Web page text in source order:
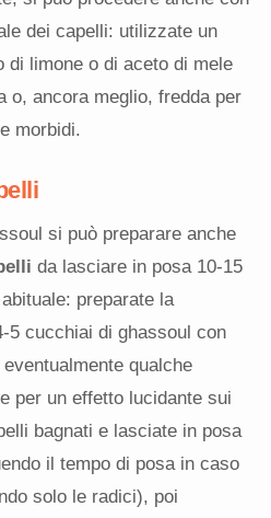
dei capelli: utilizzate un
di limone o di aceto di mele
o, ancora meglio, fredda per
morbidi.
si può preparare anche
da lasciare in posa 10-15
preparate la
5 cucchiai di ghassoul con
eventualmente qualche
per un effetto lucidante sui
bagnati e lasciate in posa
il tempo di posa in caso
solo le radici), poi